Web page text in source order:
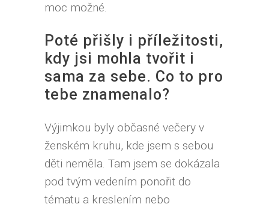
moc možné.
Poté přišly i příležitosti,
kdy jsi mohla tvořit i
sama za sebe. Co to pro
tebe znamenalo?
Výjimkou byly občasné večery v
ženském kruhu, kde jsem s sebou
děti neměla. Tam jsem se dokázala
pod tvým vedením ponořit do
tématu a kreslením nebo